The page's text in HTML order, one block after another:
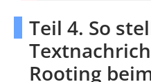
Teil 4. So
Rooting